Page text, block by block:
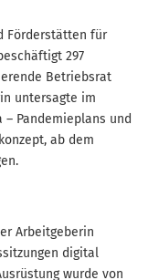
Förderstätten für
297
Betriebsrat
untersagte im
Pandemieplans und
ab dem
Arbeitgeberin
digital
wurde von